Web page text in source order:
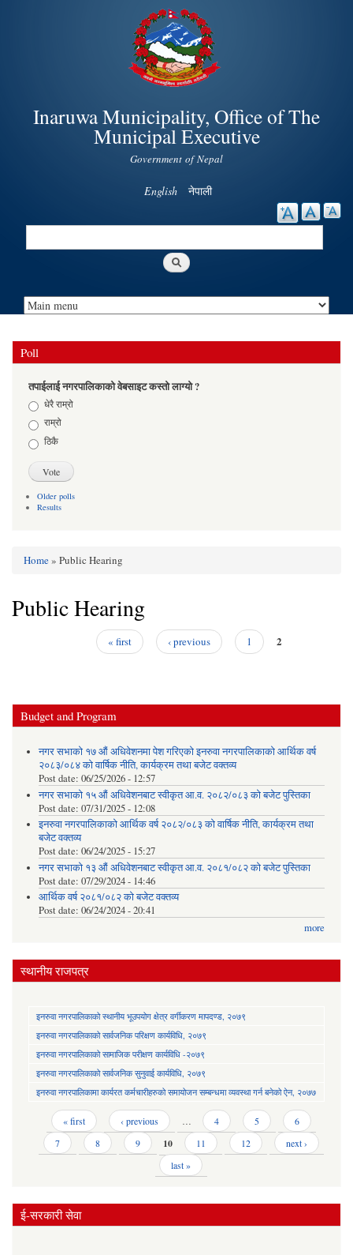
Skip to
main
content
Inaruwa Municipality, Office of The
Municipal Executive
Government of Nepal
English नेपाली
Search
Poll
तपाईलाई नगरपालिकाको वेबसाइट कस्तो लाग्यो ?
Choicesधेरै राम्रो
राम्रो
ठिकै
Older polls
Results
Home» Public Hearing
Public Hearing
« first ‹ previous 1 2
Budget and Program
नगर सभाको १७ औं अधिवेशनमा पेश गरिएको इनरुवा नगरपालिकाको आर्थिक वर्ष
२०८३/०८४ को वार्षिक नीति, कार्यक्रम तथा बजेट वक्तव्य
Post date: 06/25/2026 - 12:57
नगर सभाको १५ औं अधिवेशनबाट स्वीकृत आ.व. २०८२/०८३ को बजेट पुस्तिका
Post date: 07/31/2025 - 12:08
इनरुवा नगरपालिकाको आर्थिक वर्ष २०८२/०८३ को वार्षिक नीति, कार्यक्रम तथा
बजेट वक्तव्य
Post date: 06/24/2025 - 15:27
नगर सभाको १३ औं अधिवेशनबाट स्वीकृत आ.व. २०८१/०८२ को बजेट पुस्तिका
Post date: 07/29/2024 - 14:46
आर्थिक वर्ष २०८१/०८२ को बजेट वक्तव्य
Post date: 06/24/2024 - 20:41
more
स्थानीय राजपत्र
इनरुवा नगरपालिकाको स्थानीय भूउपयोग क्षेत्र वर्गीकरण मापदण्ड, २०७९
इनरुवा नगरपालिकाको सार्वजनिक परिक्षण कार्यविधि, २०७९
इनरुवा नगरपालिकाको सामाजिक परीक्षण कार्यविधि -२०७९
इनरुवा नगरपालिकाको सार्वजनिक सुनुवाई कार्यविधि, २०७९
इनरुवा नगरपालिकामा कार्यरत कर्मचारीहरुको समायोजन सम्बन्धमा व्यवस्था गर्न बनेको ऐन, २०७७
Pages « first ‹ previous … 4 5
6
7
8 9 10 11 12
next ›
last »
ई-सरकारी सेवा